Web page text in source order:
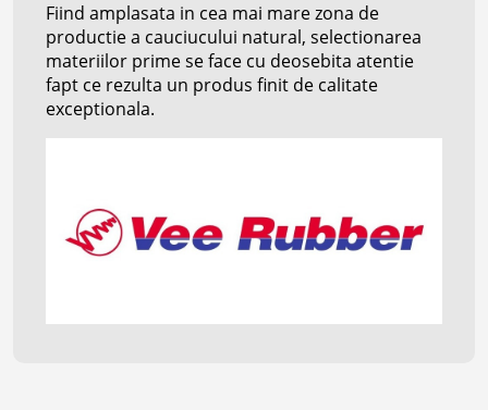
Fiind amplasata in cea mai mare zona de
productie a cauciucului natural, selectionarea
materiilor prime se face cu deosebita atentie
fapt ce rezulta un produs finit de calitate
exceptionala.